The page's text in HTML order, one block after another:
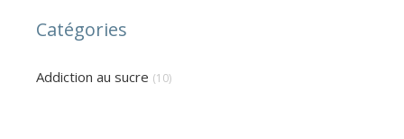
Catégories
Addiction au sucre (10)